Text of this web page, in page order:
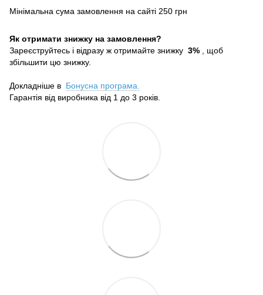
Мінімальна сума замовлення на сайті 250 грн
Як отримати знижку на замовлення?
Зареєструйтесь і відразу ж отримайте знижку 3% , щоб
збільшити цю знижку.
Докладніше в Бонусна програма.
Гарантія від виробника від 1 до 3 років.